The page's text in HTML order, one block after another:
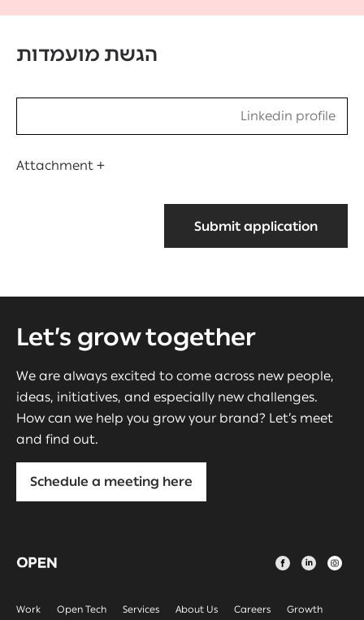
הגשת מועמדות
Submit application
Let’s grow together
We are always excited to come across new people,
ideas, initiatives, and especially new challenges.
How can we help you grow your brand? Let’s meet
and find out.
Schedule a meeting here
Work Open Tech Services About Us Careers Growth